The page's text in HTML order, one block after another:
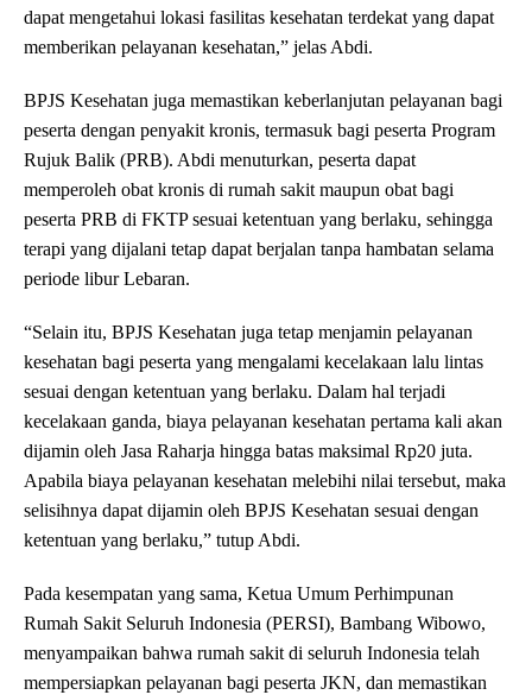
dapat mengetahui lokasi fasilitas kesehatan terdekat yang dapat
memberikan pelayanan kesehatan,” jelas Abdi.
BPJS Kesehatan juga memastikan keberlanjutan pelayanan bagi
peserta dengan penyakit kronis, termasuk bagi peserta Program
Rujuk Balik (PRB). Abdi menuturkan, peserta dapat
memperoleh obat kronis di rumah sakit maupun obat bagi
peserta PRB di FKTP sesuai ketentuan yang berlaku, sehingga
terapi yang dijalani tetap dapat berjalan tanpa hambatan selama
periode libur Lebaran.
“Selain itu, BPJS Kesehatan juga tetap menjamin pelayanan
kesehatan bagi peserta yang mengalami kecelakaan lalu lintas
sesuai dengan ketentuan yang berlaku. Dalam hal terjadi
kecelakaan ganda, biaya pelayanan kesehatan pertama kali akan
dijamin oleh Jasa Raharja hingga batas maksimal Rp20 juta.
Apabila biaya pelayanan kesehatan melebihi nilai tersebut, maka
selisihnya dapat dijamin oleh BPJS Kesehatan sesuai dengan
ketentuan yang berlaku,” tutup Abdi.
Pada kesempatan yang sama, Ketua Umum Perhimpunan
Rumah Sakit Seluruh Indonesia (PERSI), Bambang Wibowo,
menyampaikan bahwa rumah sakit di seluruh Indonesia telah
mempersiapkan pelayanan bagi peserta JKN, dan memastikan